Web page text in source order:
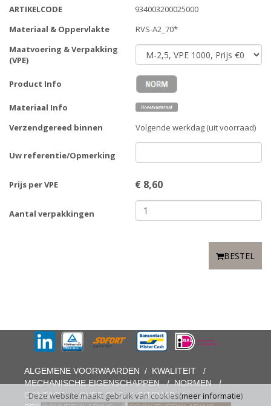
ARTIKELCODE
934003200025000
Materiaal & Oppervlakte
RVS-A2_70*
Maatvoering & Verpakking
(VPE)
Product Info
Materiaal Info
Verzendgereed binnen
Volgende werkdag (uit voorraad)
Uw referentie/Opmerking
Prijs per VPE € 8,60
Aantal verpakkingen
BESTEL
Deze website maakt gebruik van cookies(meer informatie)
ALGEMENE VOORWAARDEN / KWALITEIT
/
MECHANISCHE EIGENSCHAPPEN/NORMEN/
CONTACT/OVER ONS/SITEMAP/